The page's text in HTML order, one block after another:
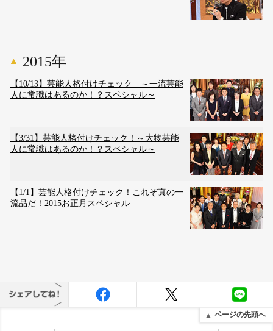
2015年
【10/13】芸能人格付けチェック ～一流芸能
人に常識はあるのか！？スペシャル～
【3/31】芸能人格付けチェック！～大物芸能
人に常識はあるのか！？スペシャル～
【1/1】芸能人格付けチェック！これぞ真の一
流品だ！2015お正月スペシャル
ページの先頭へ